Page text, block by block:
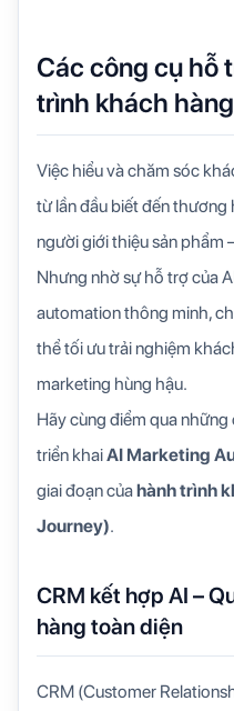
Các công cụ hỗ
trình khách
Việc hiểu và chăm sóc
từ lần đầu biết đến
người giới thiệu sản phẩm
Nhưng nhờ sự hỗ trợ của
automation thông minh,
thể tối ưu trải nghiệm
marketing hùng hậu.
Hãy cùng điểm qua
triển khaiAI Marketing
giai đoạn củahành trình
Journey).
CRM kết hợp AI –
hàng toàn diện
CRM (Customer